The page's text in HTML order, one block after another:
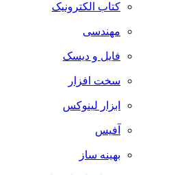
کتاب الکترونیک
مهندسی
فایل و دیسک
سخت افزار
ابزار لینوکس
آفیس
بهینه ساز